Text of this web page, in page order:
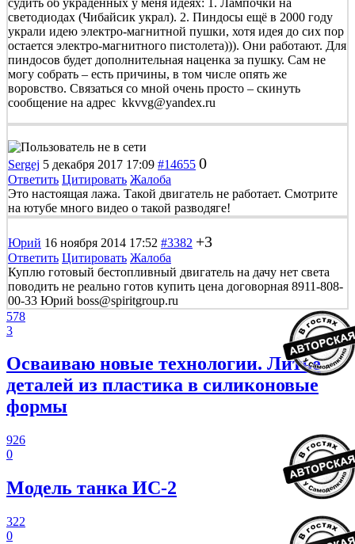
светодиодах (Чибайсик украл). 2. Пиндосы ещё в 2000 году
украли идею электро-магнитной пушки, хотя идея до сих пор
остается электро-магнитного пистолета))). Они работают. Для
пиндосов будет дополнительная наценка за пушку. Сам не
могу собрать – есть причины, в том числе опять же
воровство. Связаться со мной очень просто – скинуть
сообщение на адрес kkvvg@yandex.ru
Sergej 5 декабря 2017 17:09 #14655 0
Ответить Цитировать Жалоба
Это настоящая лажа. Такой двигатель не работает. Смотрите
на ютубе много видео о такой разводяге!
Юрий 16 ноября 2014 17:52 #3382 +3
Ответить Цитировать Жалоба
Куплю готовый бестопливный двигатель на дачу нет света
поводить не реально готов купить цена договорная 8911-808-
00-33 Юрий boss@spiritgroup.ru
578
3
Осваиваю новые технологии. Литье
деталей из пластика в силиконовые
формы
926
0
Модель танка ИС-2
322
0